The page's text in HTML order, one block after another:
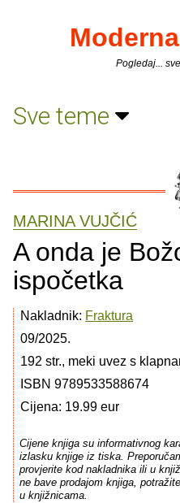
Pogledaj...
Sve teme
MARINA VUJČIĆ
A onda je
ispočetka
Nakladnik: Fraktura
09/2025.
192 str., meki uvez s
ISBN 9789533588674
Cijena: 19.99 eur
Cijene knjiga su informativnog
izlasku knjige iz tiska.
provjerite kod nakladnika ili u
ne bave prodajom knjiga,
u knjižnicama.